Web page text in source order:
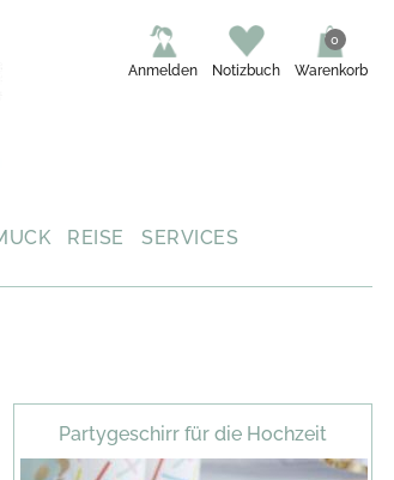
Warenkorb
0
Notizbuch
Anmelden
REISE
SERVICES
Partygeschirr für die Hochzeit